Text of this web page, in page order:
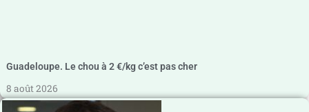
Guadeloupe. Le chou à 2 €/kg c’est pas cher
8 août 2026